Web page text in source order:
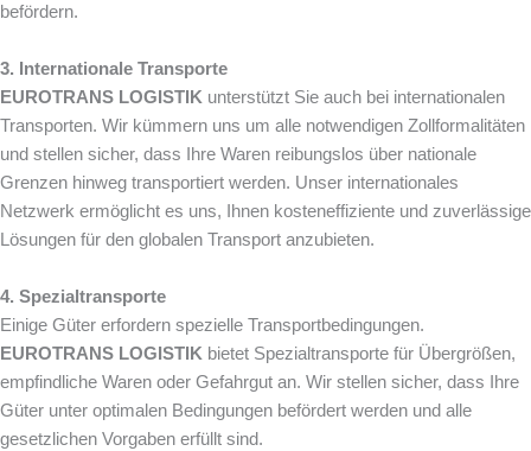
befördern.
3. Internationale Transporte
EUROTRANS LOGISTIK unterstützt Sie auch bei internationalen
Transporten. Wir kümmern uns um alle notwendigen Zollformalitäten
und stellen sicher, dass Ihre Waren reibungslos über nationale
Grenzen hinweg transportiert werden. Unser internationales
Netzwerk ermöglicht es uns, Ihnen kosteneffiziente und zuverlässige
Lösungen für den globalen Transport anzubieten.
4. Spezialtransporte
Einige Güter erfordern spezielle Transportbedingungen.
EUROTRANS LOGISTIK bietet Spezialtransporte für Übergrößen,
empfindliche Waren oder Gefahrgut an. Wir stellen sicher, dass Ihre
Güter unter optimalen Bedingungen befördert werden und alle
gesetzlichen Vorgaben erfüllt sind.